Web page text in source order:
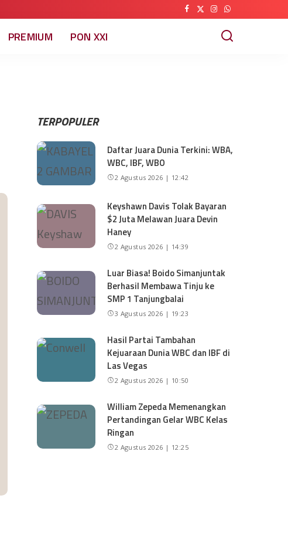
PREMIUM PON XXI
TERPOPULER
Daftar Juara Dunia Terkini: WBA,
WBC, IBF, WBO
2 Agustus 2026 | 12:42
Keyshawn Davis Tolak Bayaran
$2 Juta Melawan Juara Devin
Haney
2 Agustus 2026 | 14:39
Luar Biasa! Boido Simanjuntak
Berhasil Membawa Tinju ke
SMP 1 Tanjungbalai
3 Agustus 2026 | 19:23
Hasil Partai Tambahan
Kejuaraan Dunia WBC dan IBF di
Las Vegas
2 Agustus 2026 | 10:50
William Zepeda Memenangkan
Pertandingan Gelar WBC Kelas
Ringan
2 Agustus 2026 | 12:25